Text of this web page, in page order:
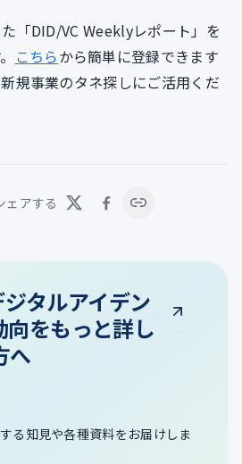
「DID/VC Weeklyレポート」を
こちらから簡単に登録できます
規事業のタネ探しにご活用くだ
ェアする
タルアイデン
向をもっと詳し
へ
る知見や各種資料をお届けしま